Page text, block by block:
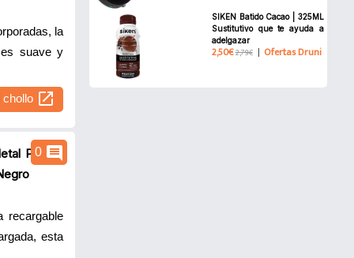
la
suave y
chollo open_in_new
0 comment
Portátil
recargable
esta
SIKEN Batido Cacao | 325ML
Sustitutivo que te ayuda a
adelgazar
2,50€2,79€ Ofertas Druni